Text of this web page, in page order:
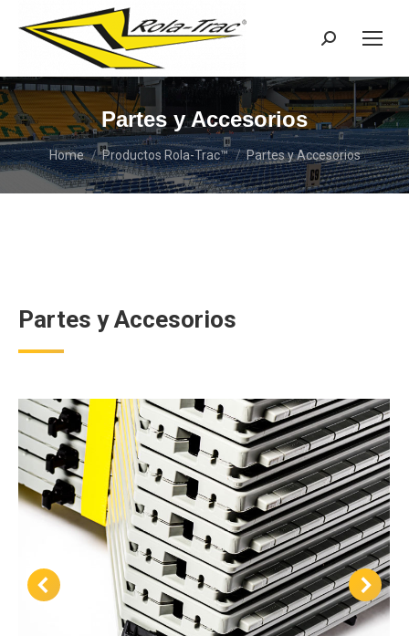
Search:
Partes y Accesorios
You are here:
Home Productos Rola-Trac™ Partes y Accesorios
Partes y Accesorios